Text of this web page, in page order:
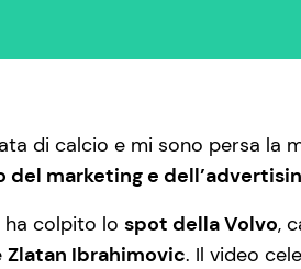
di calcio e mi sono persa
del marketing e
ha colpito lo spot della Volvo,
Zlatan Ibrahimovic. Il video